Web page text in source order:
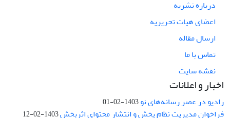
درباره نشریه
اعضای هیات تحریریه
ارسال مقاله
تماس با ما
نقشه سایت
اخبار و اعلانات
رادیو در عصر رسانه‌های نو1403-02-01
فراخوان مدیریت نظام پخش و انتشار محتوای اثربخش1403-02-12